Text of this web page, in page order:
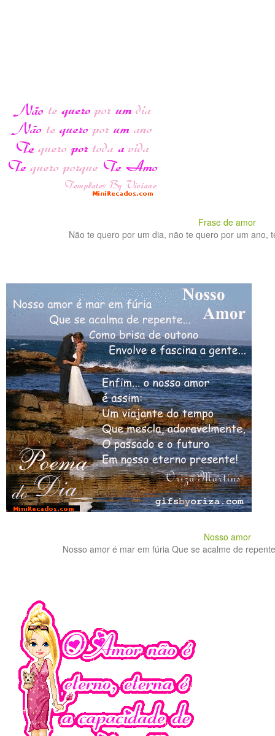
Frase de amor
Não te quero por um dia, não te quero por um ano,
Nosso amor
Nosso amor é mar em fúria Que se acalme de